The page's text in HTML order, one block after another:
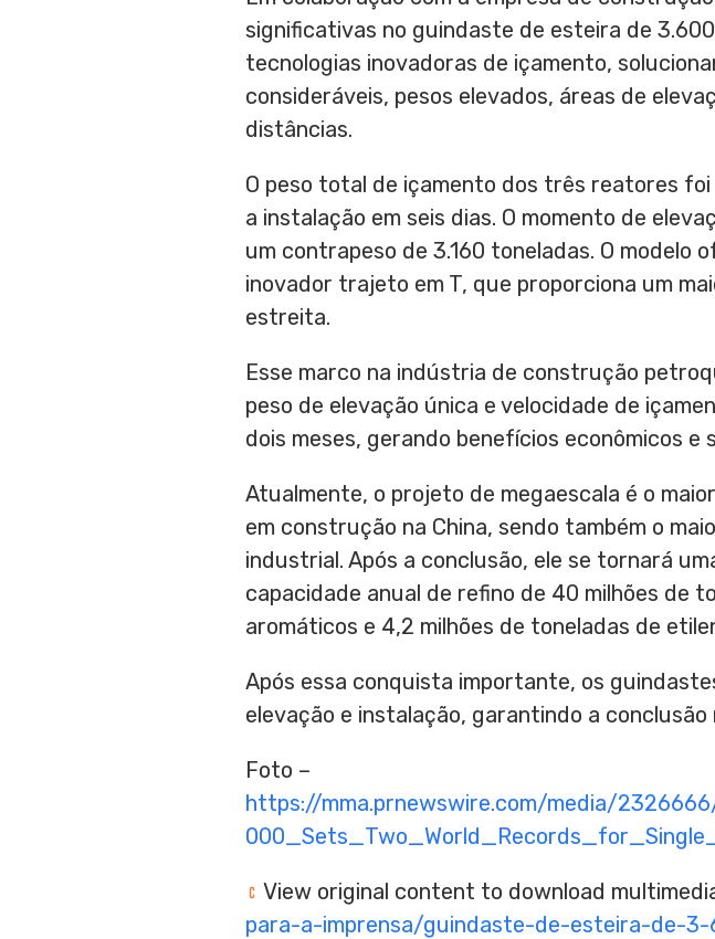
significativas no guindaste de esteira de
tecnologias inovadoras de içamento,
consideráveis, pesos elevados, áreas de
distâncias.
O peso total de içamento dos três reatores
a instalação em seis dias. O momento de
um contrapeso de 3.160 toneladas. O modelo
inovador trajeto em T, que proporciona um
estreita.
Esse marco na indústria de construção
peso de elevação única e velocidade de
dois meses, gerando benefícios econômicos e
Atualmente, o projeto de megaescala é o
em construção na China, sendo também o
industrial. Após a conclusão, ele se tornará
capacidade anual de refino de 40 milhões de
aromáticos e 4,2 milhões de toneladas de
Após essa conquista importante, os
elevação e instalação, garantindo a
Foto –
https://mma.prnewswire.com/media/
View original content to download
para-a-imprensa/guindaste-de-esteira-de-